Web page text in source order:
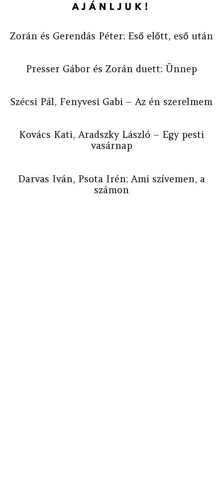
AJÁNLJUK!
Zorán és Gerendás Péter: Eső előtt, eső után
Presser Gábor és Zorán duett: Ünnep
Szécsi Pál, Fenyvesi Gabi – Az én szerelmem
Kovács Kati, Aradszky László – Egy pesti
vasárnap
Darvas Iván, Psota Irén: Ami szívemen, a
számon